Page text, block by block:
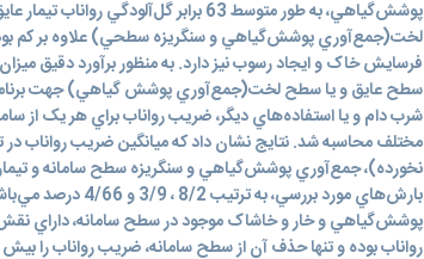
پوشش‌گياهي، به طور متوسط 63 برابر گل‌آلودگي
لخت(جمع‌آوري پوشش‌گياهي و سنگريزه سطحي) علاوه بر کم
فرسايش خاک و ايجاد رسوب نيز دارد. به منظور برآورد دقيق
سطح عايق و يا سطح لخت(جمع‌آوري پوشش گياهي) جهت
شرب دام و يا استفاده‌هاي ديگر، ضريب رواناب براي هر يک از
مختلف محاسبه شد. نتايج نشان داد که ميانگين ضريب رواناب
نخورده)، جمع‌آوري پوشش‌گياهي و سنگريزه سطح سامانه و
بارش‌هاي مورد بررسي،
پوشش‌گياهي و خار و خاشاک موجود در سطح سامانه، داراي